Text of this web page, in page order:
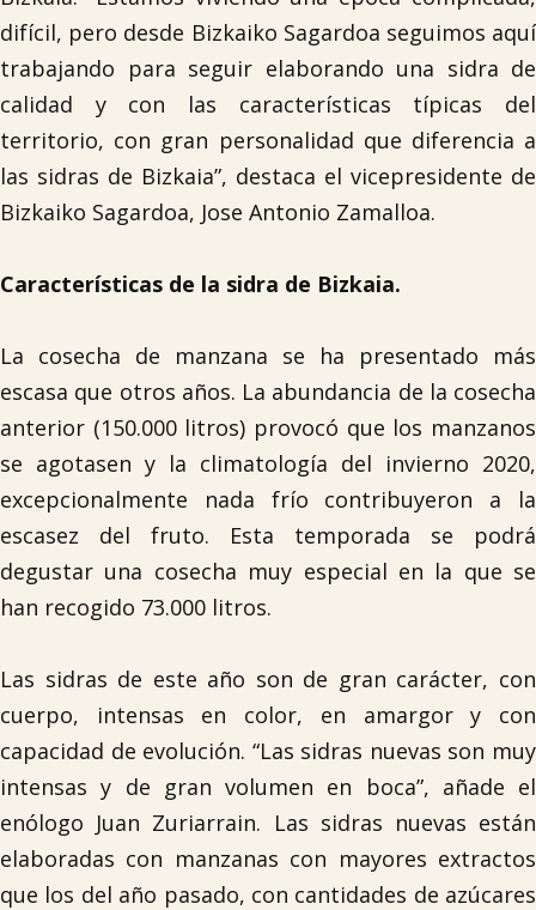
difícil, pero desde Bizkaiko Sagardoa seguimos aquí
trabajando para seguir elaborando una sidra de
calidad y con las características típicas del
territorio, con gran personalidad que diferencia a
las sidras de Bizkaia”, destaca el vicepresidente de
Bizkaiko Sagardoa, Jose Antonio Zamalloa.
Características de la sidra de Bizkaia.
La cosecha de manzana se ha presentado más
escasa que otros años. La abundancia de la cosecha
anterior (150.000 litros) provocó que los manzanos
se agotasen y la climatología del invierno 2020,
excepcionalmente nada frío contribuyeron a la
escasez del fruto. Esta temporada se podrá
degustar una cosecha muy especial en la que se
han recogido 73.000 litros.
Las sidras de este año son de gran carácter, con
cuerpo, intensas en color, en amargor y con
capacidad de evolución. “Las sidras nuevas son muy
intensas y de gran volumen en boca”, añade el
enólogo Juan Zuriarrain. Las sidras nuevas están
elaboradas con manzanas con mayores extractos
que los del año pasado, con cantidades de azúcares